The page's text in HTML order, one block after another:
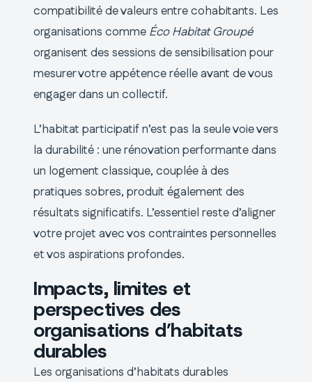
compatibilité de valeurs entre cohabitants. Les
organisations comme Éco Habitat Groupé
organisent des sessions de sensibilisation pour
mesurer votre appétence réelle avant de vous
engager dans un collectif.
L’habitat participatif n’est pas la seule voie vers
la durabilité : une rénovation performante dans
un logement classique, couplée à des
pratiques sobres, produit également des
résultats significatifs. L’essentiel reste d’aligner
votre projet avec vos contraintes personnelles
et vos aspirations profondes.
Impacts, limites et
perspectives des
organisations d’habitats
durables
Les organisations d’habitats durables